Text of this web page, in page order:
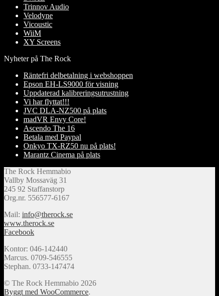
Trinnov Audio
Velodyne
Vicoustic
WiiM
XY Screens
Nyheter på The Rock
Räntefri delbetalning i webshoppen
Epson EH-LS9000 för visning
Uppdaterad kalibreringsutrustning
Vi har flyttat!!!
JVC DLA-NZ500 på plats
madVR Envy Core!
Ascendo The 16
Betala med Paypal
Onkyo TX-RZ50 nu på plats!
Marantz Cinema på plats
The Rock Hemmabio
Vallby Mossaväg 31
245 92 Staffanstorp
Org.nr. 556577-6167
Mail: info@therock.se
www.therock.se
Facebook
Kontor: 046-142440
Marcus. 0709-546555
Stephan. 0733-147474
© The Rock Hemmabio 2026
Byggt med WooCommerce.